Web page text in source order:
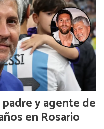
padre y agente de
en Rosario